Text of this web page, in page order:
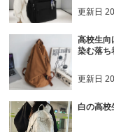
更新日
高校生
染む落ち
更新日
白の高